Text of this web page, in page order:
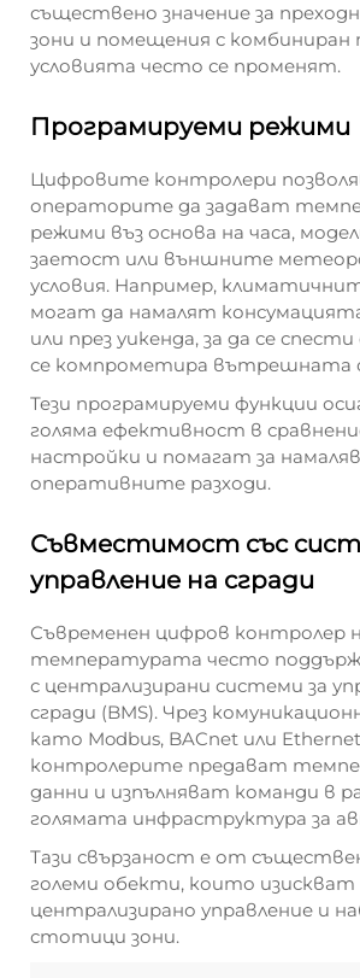
съществено значение за
зони и помещения с
условията често се променят.
Програмируеми режими
Цифровите контролери
операторите да задават
режими въз основа на часа,
заетост или външните
условия. Например,
могат да намалят
или през уикенда, за да се спести
се компрометира вътрешната
Тези програмируеми функции
голяма ефективност в
настройки и помагат за
оперативните разходи.
Съвместимост със
управление на сгради
Съвременен цифров контролер
температурата често
с централизирани системи за
сгради (BMS). Чрез
като Modbus, BACnet или
контролерите предават
данни и изпълняват команди в
голямата инфраструктура за
Тази свързаност е от
големи обекти, които изискват
централизирано управление и
стотици зони.